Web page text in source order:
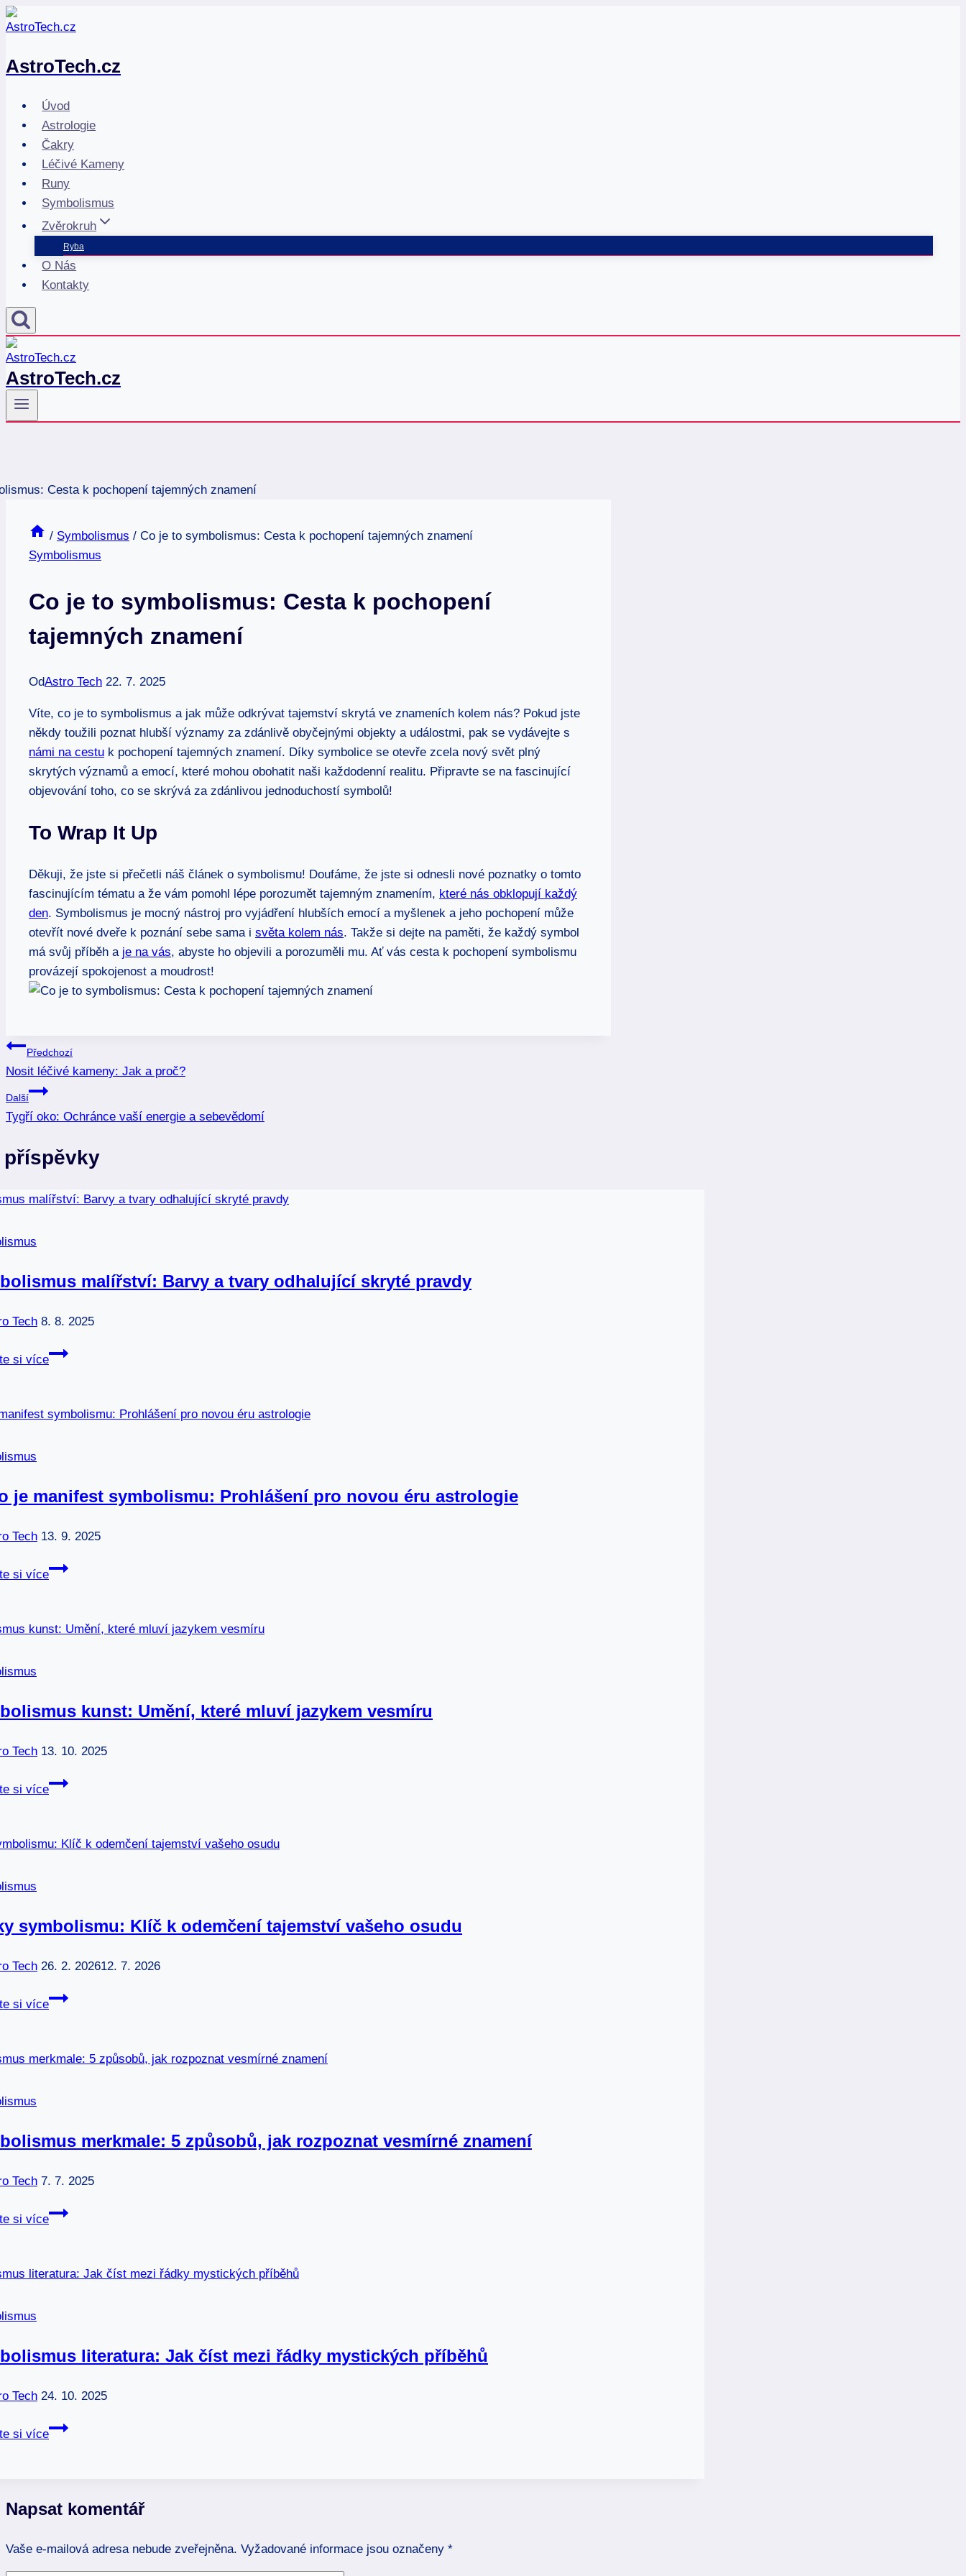
Přeskočit
na
AstroTech.cz
Úvod
Astrologie
Čakry
Léčivé Kameny
Runy
Symbolismus
Zvěrokruh
Ryba
O Nás
Kontakty
AstroTech.cz
/ Symbolismus / Co je to symbolismus: Cesta k pochopení tajemných znamení
Symbolismus
Co je to symbolismus: Cesta k pochopení
tajemných znamení
OdAstro Tech 22. 7. 2025
Víte, co je to symbolismus a jak může odkrývat tajemství skrytá ve znameních kolem nás? Pokud jste
někdy toužili poznat hlubší významy za zdánlivě obyčejnými objekty a událostmi, pak se vydávejte s
námi na cestu k pochopení tajemných znamení. Díky symbolice se otevře zcela nový svět plný
skrytých významů a emocí, které mohou obohatit naši každodenní realitu. Připravte se na fascinující
objevování toho, co se skrývá za zdánlivou jednoduchostí symbolů!
To Wrap It Up
Děkuji, že jste si přečetli náš článek o symbolismu! Doufáme, že jste si odnesli nové poznatky o tomto
fascinujícím tématu a že vám pomohl lépe porozumět tajemným znamením, které nás obklopují každý
den. Symbolismus je mocný nástroj pro vyjádření hlubších emocí a myšlenek a jeho pochopení může
otevřít nové dveře k poznání sebe sama i světa kolem nás. Takže si dejte na paměti, že každý symbol
má svůj příběh a je na vás, abyste ho objevili a porozuměli mu. Ať vás cesta k pochopení symbolismu
provázejí spokojenost a moudrost!
Navigace
pro
příspěvek
Předchozí
Nosit léčivé kameny: Jak a proč?
Další
Tygří oko: Ochránce vaší energie a sebevědomí
příspěvky
malířství: Barvy a tvary odhalující skryté pravdy
Tech 8. 8. 2025
si více
Symbolismus
a
pravdy
je manifest symbolismu: Prohlášení pro novou éru astrologie
Tech 13. 9. 2025
si více
Co
manifest
éru
kunst: Umění, které mluví jazykem vesmíru
Tech 13. 10. 2025
si více
Symbolismus
které
symbolismu: Klíč k odemčení tajemství vašeho osudu
Tech 26. 2. 202612. 7. 2026
si více
Znaky
k
merkmale: 5 způsobů, jak rozpoznat vesmírné znamení
Tech 7. 7. 2025
si více
Symbolismus
způsobů,
znameníliteratura: Jak číst mezi řádky mystických příběhů
Tech 24. 10. 2025
si více
Symbolismus
mezi
mystických
Napsat komentář
Vaše e-mailová adresa nebude zveřejněna. Vyžadované informace jsou označeny *